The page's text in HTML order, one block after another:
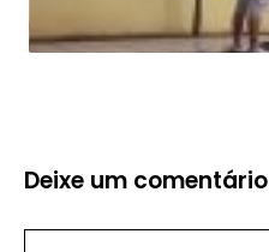
Deixe um comentário